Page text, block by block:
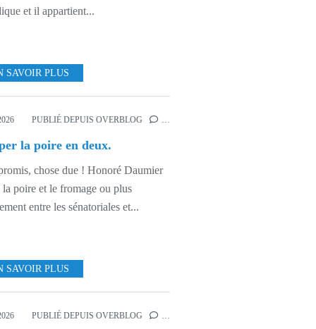
et il appartient...
SAVOIR PLUS
MONDE
PUBLIÉ DEPUIS OVERBLOG …
la poire en deux.
chose due ! Honoré Daumier
la poire et le fromage ou plus
entre les sénatoriales et...
SAVOIR PLUS
SPORTIVE
PUBLIÉ DEPUIS OVERBLOG …